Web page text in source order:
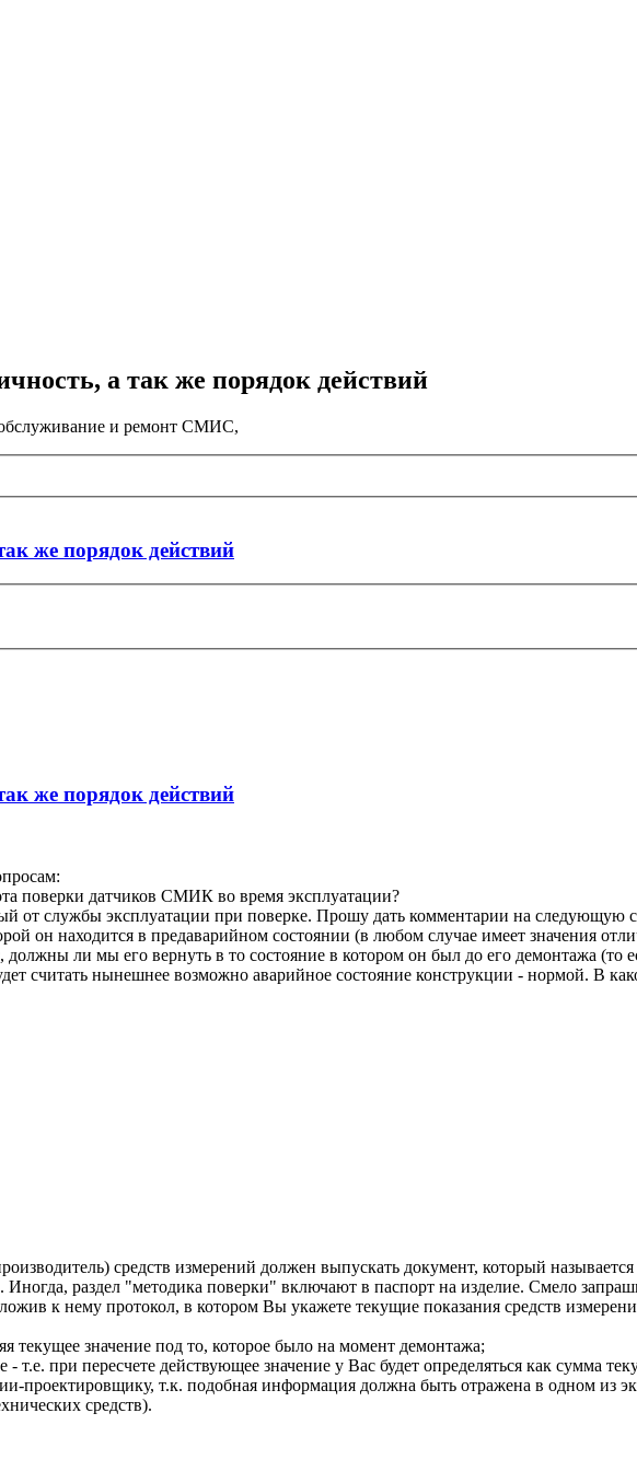
а так же порядок действий
обслуживание и ремонт СМИС,
же порядок действий
же порядок действий
поверки датчиков СМИК во время эксплуатации?
от службы эксплуатации при поверке. Прошу дать комментарии на
он находится в предаварийном состоянии (в любом случае имеет значения
должны ли мы его вернуть в то состояние в котором он был до его демонтажа
считать нынешнее возможно аварийное состояние конструкции - нормой. В
средств измерений должен выпускать документ, который
раздел "методика поверки" включают в паспорт на изделие. Смело
к нему протокол, в котором Вы укажете текущие показания средств
текущее значение под то, которое было на момент демонтажа;
при пересчете действующее значение у Вас будет определяться как сумма
проектировщику, т.к. подобная информация должна быть отражена в одном из
средств).